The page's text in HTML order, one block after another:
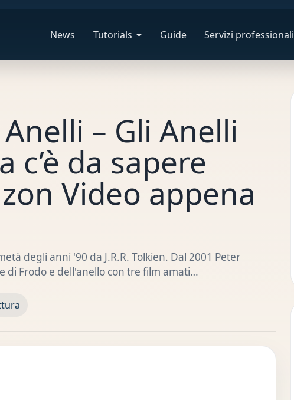
News Tutorials Guide Servizi professionali
– Gli Anelli
c’è da sapere
Video appena
degli anni '90 da J.R.R. Tolkien. Dal 2001 Peter
di Frodo e dell'anello con tre film amati…